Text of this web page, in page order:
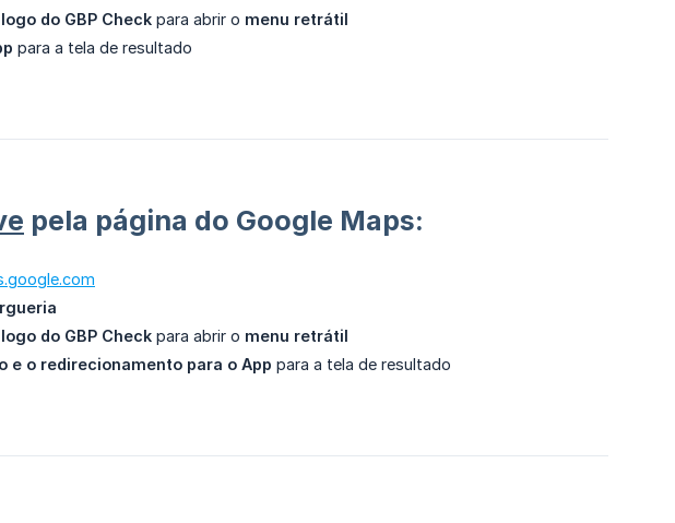
do GBP Check para abrir o menu retrátil
para a tela de resultado
pela página do Google Maps:
do GBP Check para abrir o menu retrátil
e o redirecionamento para o App para a tela de resultado